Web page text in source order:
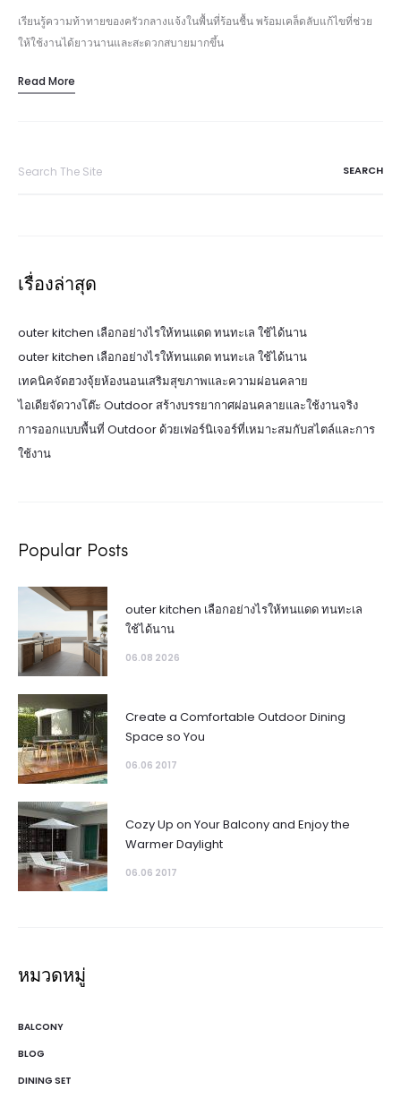
เรียนรู้ความท้าทายของครัวกลางแจ้งในพื้นที่ร้อนชื้น พร้อมเคล็ดลับแก้ไขที่ช่วย
ให้ใช้งานได้ยาวนานและสะดวกสบายมากขึ้น
Read More
เรื่องล่าสุด
outer kitchen เลือกอย่างไรให้ทนแดด ทนทะเล ใช้ได้นาน
outer kitchen เลือกอย่างไรให้ทนแดด ทนทะเล ใช้ได้นาน
เทคนิคจัดฮวงจุ้ยห้องนอนเสริมสุขภาพและความผ่อนคลาย
ไอเดียจัดวางโต๊ะ Outdoor สร้างบรรยากาศผ่อนคลายและใช้งานจริง
การออกแบบพื้นที่ Outdoor ด้วยเฟอร์นิเจอร์ที่เหมาะสมกับสไตล์และการ
ใช้งาน
Popular Posts
outer kitchen เลือกอย่างไรให้ทนแดด ทนทะเล
ใช้ได้นาน
06.08 2026
Create a Comfortable Outdoor Dining
Space so You
06.06 2017
Cozy Up on Your Balcony and Enjoy the
Warmer Daylight
06.06 2017
หมวดหมู่
BALCONY
BLOG
DINING SET